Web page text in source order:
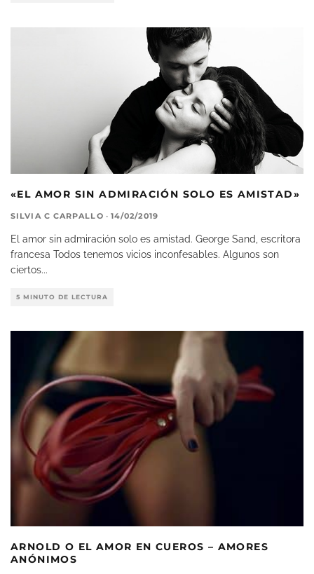
«EL AMOR SIN ADMIRACIÓN SOLO ES AMISTAD»
SILVIA C CARPALLO · 14/02/2019
El amor sin admiración solo es amistad. George Sand, escritora
francesa Todos tenemos vicios inconfesables. Algunos son
ciertos...
5 MINUTO DE LECTURA
ARNOLD O EL AMOR EN CUEROS – AMORES
ANÓNIMOS